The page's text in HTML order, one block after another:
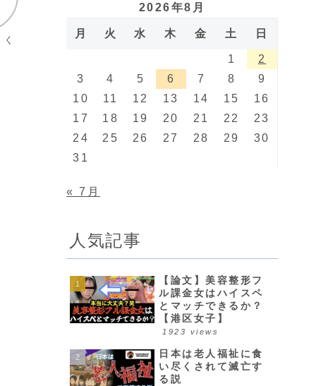
2026年8月
月 火 水 木 金 土 日
1
2
3
4 5 6 7 8
9
10
11 12 13 14 15
16
17
18 19 20 21 22
23
24
25 26 27 28 29
30
31
« 7月
人気記事
【論文】美容整形フ
ル課金女はハイスペ
とマッチできるか？
【港区女子】
1923 views
日本は老人福祉に食
い尽くされて滅亡す
る説